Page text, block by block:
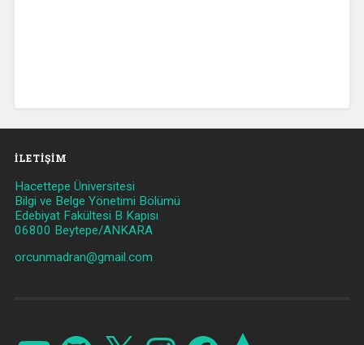
İLETIŞIM
Hacettepe Üniversitesi
Bilgi ve Belge Yönetimi Bölümü
Edebiyat Fakültesi B Kapısı
06800 Beytepe/ANKARA
orcunmadran@gmail.com
YouTube GitHub X InstagramFacebook Strava